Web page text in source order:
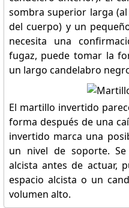
sombra superior larga
del cuerpo) y un
necesita una
fugaz, puede tomar la
un largo candelabro
El martillo invertido
forma después de una
invertido marca una
un nivel de soporte.
alcista antes de actuar,
espacio alcista o un
volumen alto.